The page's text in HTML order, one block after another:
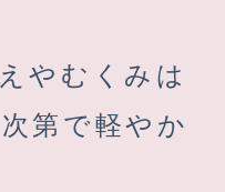
やむくみは
第で軽やか